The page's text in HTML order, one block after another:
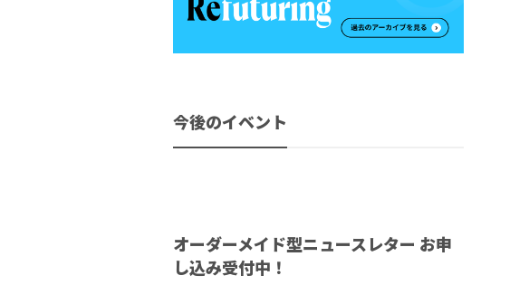
今後のイベント
オーダーメイド型ニュースレター お申
し込み受付中！